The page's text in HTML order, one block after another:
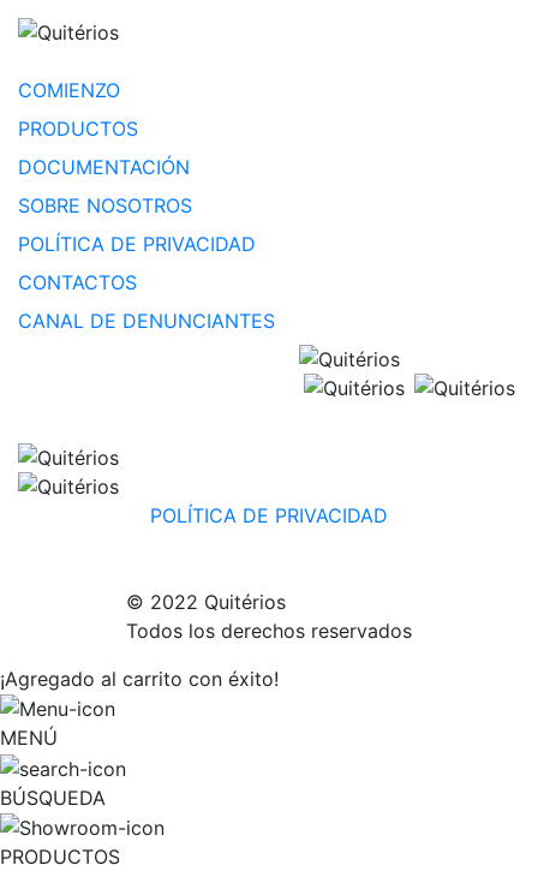
COMIENZO
PRODUCTOS
DOCUMENTACIÓN
SOBRE NOSOTROS
POLÍTICA DE PRIVACIDAD
CONTACTOS
CANAL DE DENUNCIANTES
POLÍTICA DE PRIVACIDAD
© 2022 Quitérios
Todos los derechos reservados
¡Agregado al carrito con éxito!
MENÚ
BÚSQUEDA
PRODUCTOS